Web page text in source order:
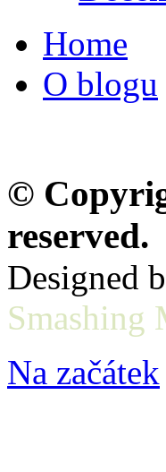
Home
O blogu
©
reserved.
Designed
Smashing
Na začátek